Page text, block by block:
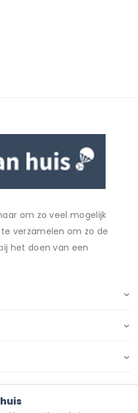
om zo veel mogelijk
verzamelen om zo de
het doen van een